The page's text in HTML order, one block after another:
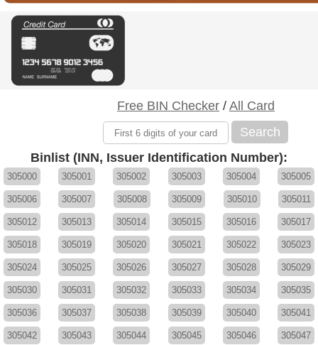
Free BIN Checker / All Card
Search
Binlist (INN, Issuer Identification Number):
305000 305001 305002 305003 305004 305005
305006 305007 305008 305009 305010 305011
305012 305013 305014 305015 305016 305017
305018 305019 305020 305021 305022 305023
305024 305025 305026 305027 305028 305029
305030 305031 305032 305033 305034 305035
305036 305037 305038 305039 305040 305041
305042 305043 305044 305045 305046 305047